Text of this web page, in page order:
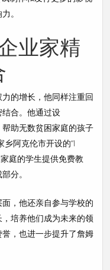
。
业家精
的增长，他同样注重回
合。他通过设
帮助无数贫困家庭的孩子
阿克伦市开设的“I
庭的学生提供免费教
分。
，他还亲自参与学校的
培养他们成为未来的领
，也进一步提升了詹姆